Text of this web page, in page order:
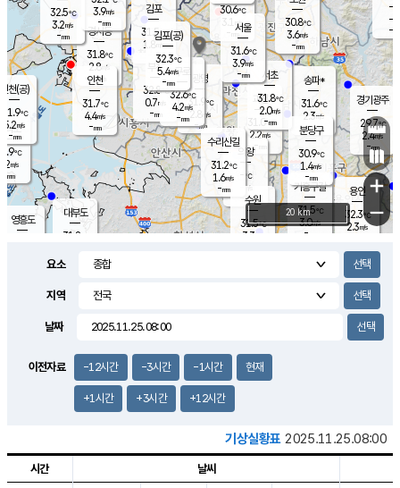
의도
℃
m/s
mm
영흥도
과천
31.0℃
2.2m/s
- mm
용인
32.3℃
2.3m/s
경기광주
29.7℃
2.4m/s
-mm
3.2m/s
대부도
31.8
경서동
31.8℃
2.8 m/s
-mm
32.5℃
3.2m/s
-mm
-
-m/
-
의왕
- ℃
m/s
mm
김포
31.5℃
1.8 m/s
mm
광명
31.9 ℃
2.8 m/s
-mm
부천
32.8℃
0.7m/s
-mm
3.9m/s
-mm
구로
32.6℃
4.2m/s
-mm
30.6℃
3.1 m/s
- mm
30.8℃
3.6m/s
-mm
송파*
31.6℃
2.3m/s
-mm
서초
31.8℃
2.0m/s
-mm
기흥구갈
31.5℃
3.0m/s
-
수리산길
31.2℃
1.6m/s
-mm
분당구
30.9℃
1.4m/s
-mm
인천(공)
31.9℃
5.2m/s
-mm
김포(공)
32.3℃
5.4m/s
-mm
수원
31.5℃
3.3 m/s
인천
31.7℃
4.4m/s
-mm
서울
31.6℃
3.9m/s
-mm
+
−
20 km
요소
지역
날짜
이전자료 -12시간 -3시간 -1시간 현재
+1시간 +3시간 +12시간
기상실황표 2025.11.25.08:00
시간 날씨